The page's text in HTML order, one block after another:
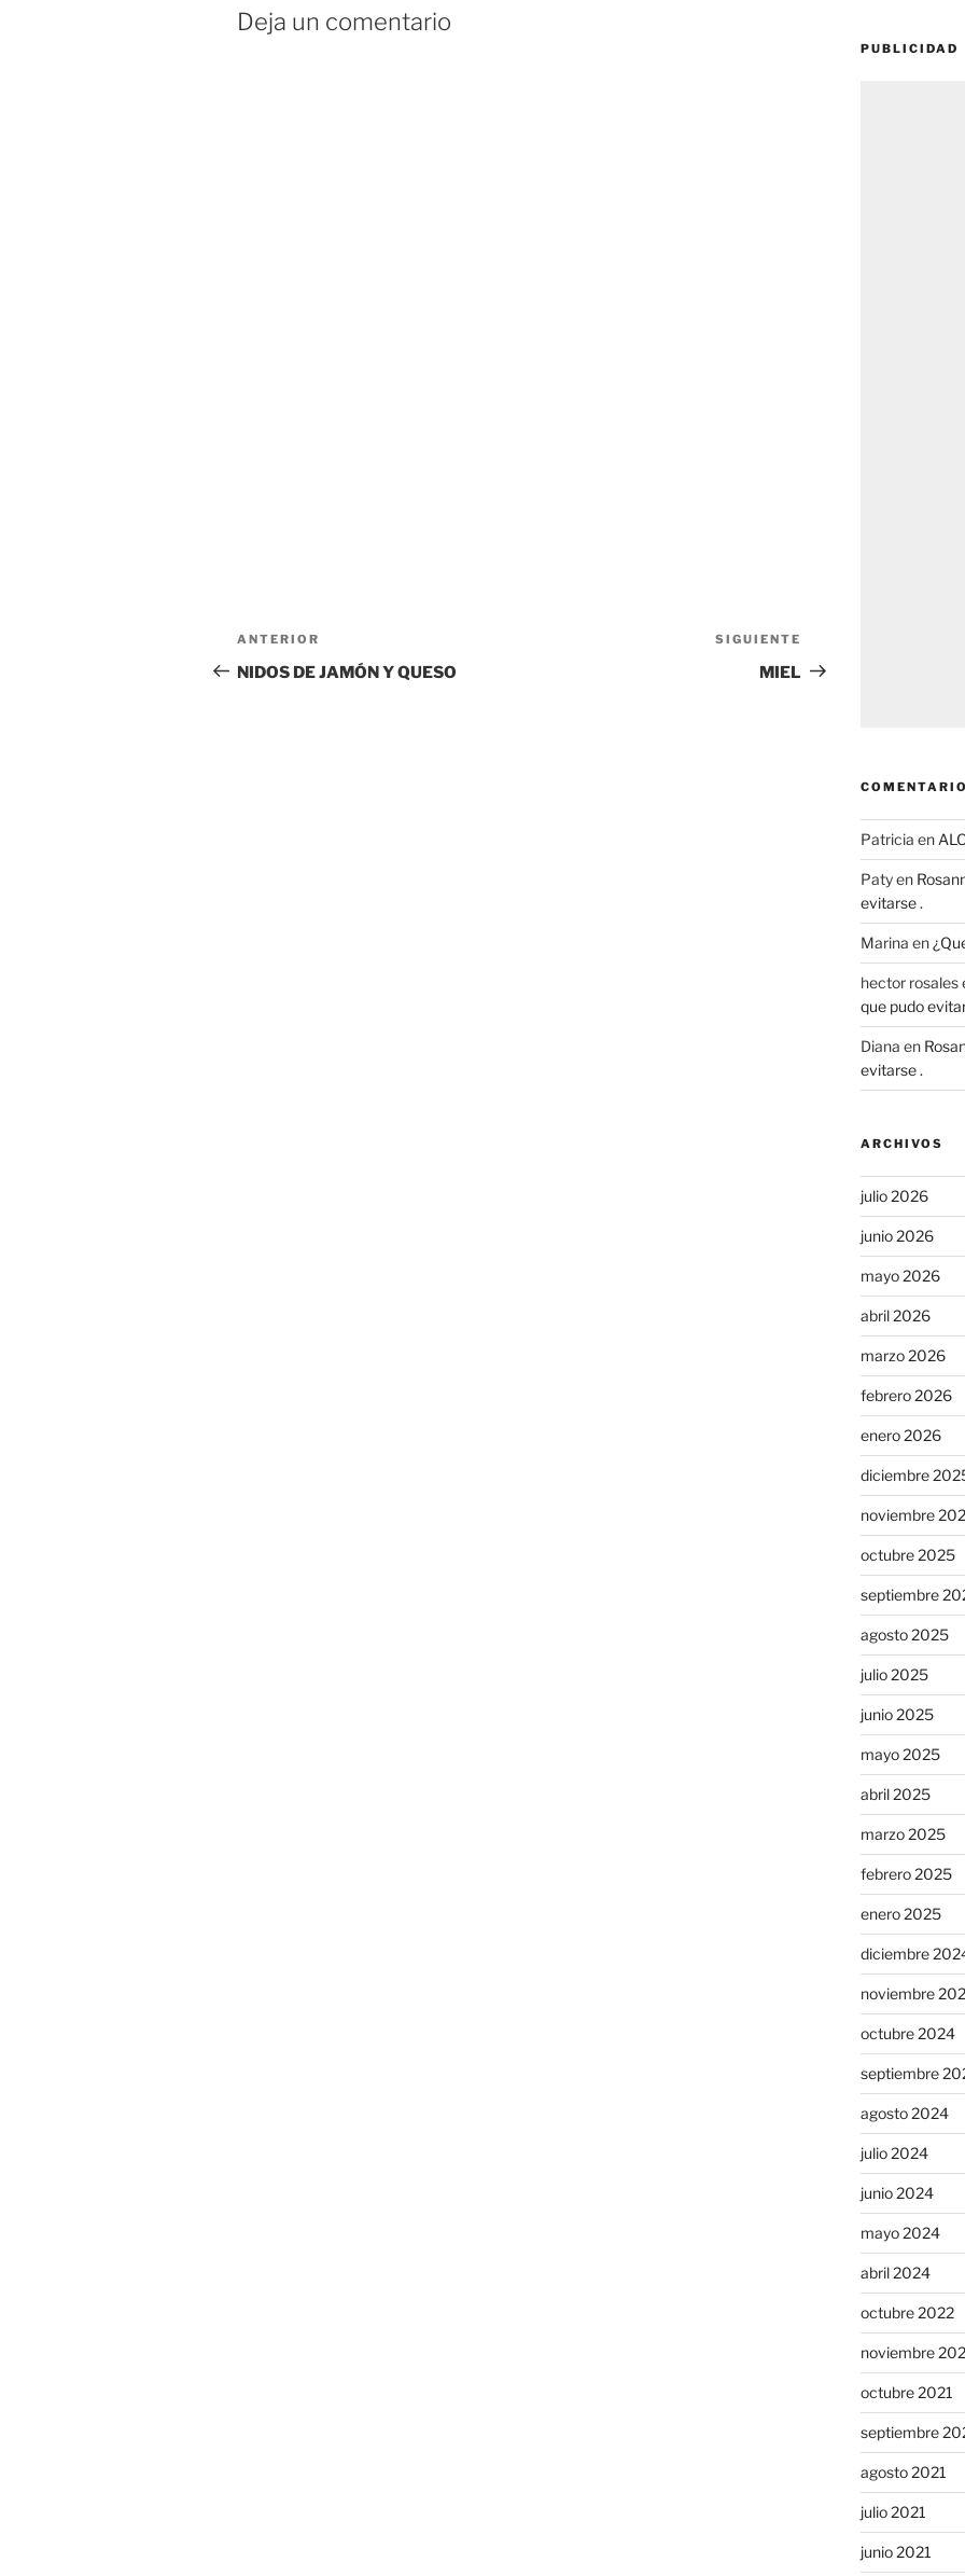
Deja un comentario
Navegación
de
Entrada
anterior:
ANTERIOR
NIDOS DE JAMÓN Y QUESO
entrada
SIGUIENTE
MIEL
PUBLICIDAD
Patricia en
Patyen
evitarse .
Marina en
hector rosales
que pudo
Diana en
evitarse .
ARCHIVOS
julio 2026
junio 2026
mayo 2026
abril 2026
marzo 2026
febrero 2026
enero 2026
diciembre
noviembre
octubre 2025
septiembre
agosto 2025
julio 2025
junio 2025
mayo 2025
abril 2025
marzo 2025
febrero 2025
enero 2025
diciembre
noviembre
octubre 2024
septiembre
agosto 2024
julio 2024
junio 2024
mayo 2024
abril 2024
octubre 2022
noviembre
octubre 2021
septiembre
agosto 2021
julio 2021
junio 2021